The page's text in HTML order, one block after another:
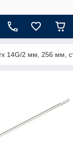
14G/2 мм, 256 мм,